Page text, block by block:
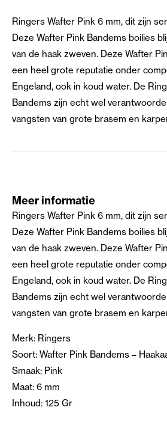
Ringers Wafter Pink 6 mm, dit zijn
Deze Wafter Pink Bandems boilies
van de haak zweven. Deze Wafter
een heel grote reputatie onder
Engeland, ook in koud water. De
Bandems zijn echt wel
vangsten van grote brasem en
Meer informatie
Ringers Wafter Pink 6 mm, dit zijn
Deze Wafter Pink Bandems boilies
van de haak zweven. Deze Wafter
een heel grote reputatie onder
Engeland, ook in koud water. De
Bandems zijn echt wel
vangsten van grote brasem en
Merk: Ringers
Soort: Wafter Pink Bandems –
Smaak: Pink
Maat: 6 mm
Inhoud: 125 Gr